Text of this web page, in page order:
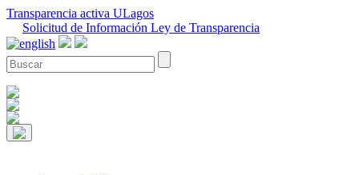
Transparencia activa ULagos
Solicitud de Información Ley de Transparencia